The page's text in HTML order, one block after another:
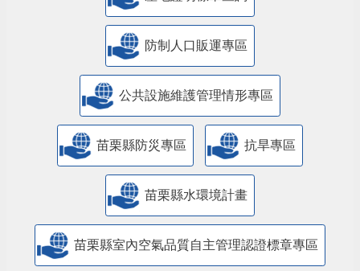
防制人口販運專區
​公共設施維護管理情形專區
苗栗縣防災專區 抗旱專區
苗栗縣水環境計畫
苗栗縣室內空氣品質自主管理認證標章專區